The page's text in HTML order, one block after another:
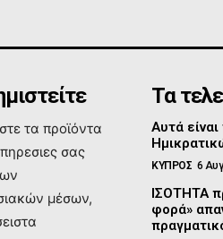
τα προϊόντα
σας
μέσων,
Τα
Αυτά
ΚΥΠΡΟΣ 6
ΙΣΟΤΗΤΑ
φορά»